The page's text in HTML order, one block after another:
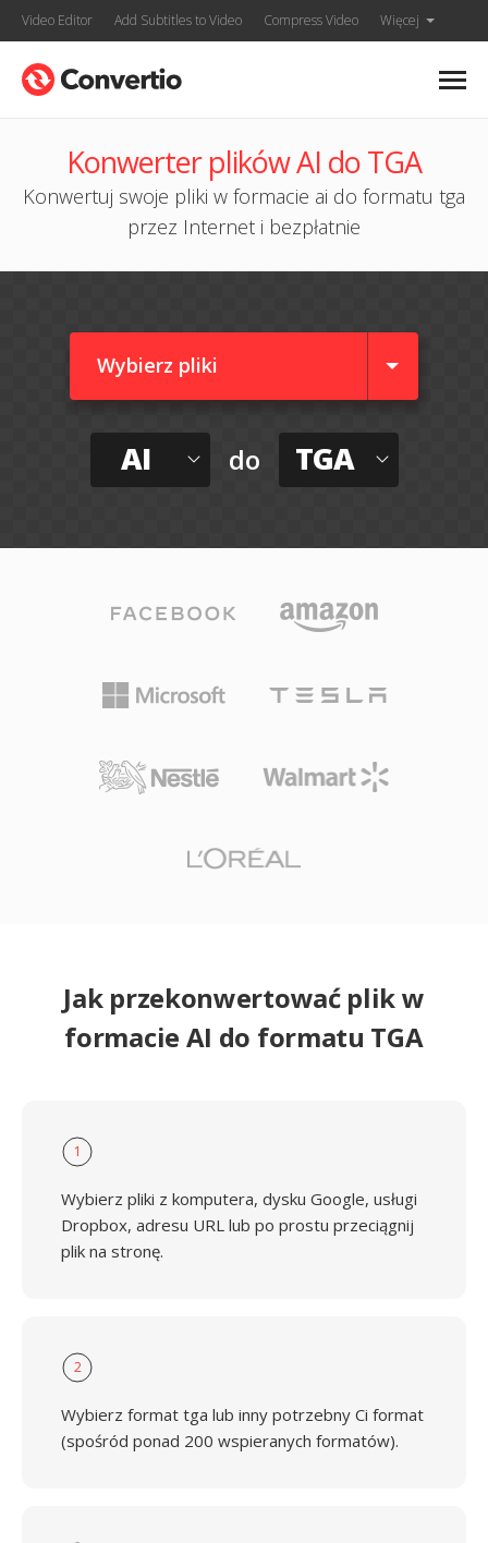
Video Editor Add Subtitles to Video Compress Video Więcej
Konwerter plików AI do TGA
Konwertuj swoje pliki w formacie ai do formatu tga
przez Internet i bezpłatnie
Wybierz pliki
AI do TGA
Jak przekonwertować plik w
formacie AI do formatu TGA
1
Wybierz pliki z komputera, dysku Google, usługi
Dropbox, adresu URL lub po prostu przeciągnij
plik na stronę.
2
Wybierz format tga lub inny potrzebny Ci format
(spośród ponad 200 wspieranych formatów).